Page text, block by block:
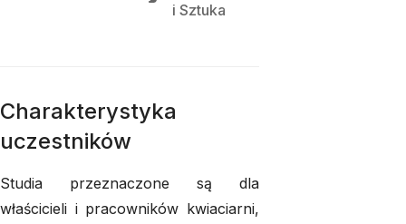
i Sztuka
Charakterystyka
uczestników
Studia przeznaczone są dla
właścicieli i pracowników kwiaciarni,